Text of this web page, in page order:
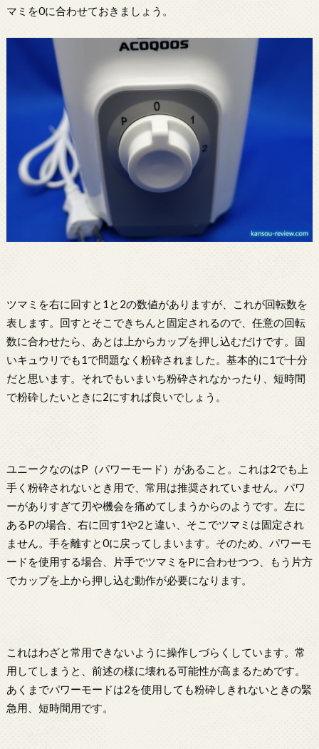
マミを0に合わせておきましょう。
ツマミを右に回すと1と2の数値がありますが、これが回転数を
表します。回すとそこできちんと固定されるので、任意の回転
数に合わせたら、あとは上からカップを押し込むだけです。固
いキュウリでも1で問題なく粉砕されました。基本的に1で十分
だと思います。それでもいまいち粉砕されなかったり、短時間
で粉砕したいときに2にすれば良いでしょう。
ユニークなのはP（パワーモード）があること。これは2でも上
手く粉砕されないとき用で、常用は推奨されていません。パワ
ーがありすぎて刃や機会を痛めてしまうからのようです。左に
あるPの場合、右に回す1や2と違い、そこでツマミは固定され
ません。手を離すと0に戻ってしまいます。そのため、パワーモ
ードを使用する場合、片手でツマミをPに合わせつつ、もう片方
でカップを上から押し込む動作が必要になります。
これはわざと常用できないように操作しづらくしています。常
用してしまうと、前述の様に壊れる可能性が高まるためです。
あくまでパワーモードは2を使用しても粉砕しきれないときの緊
急用、短時間用です。